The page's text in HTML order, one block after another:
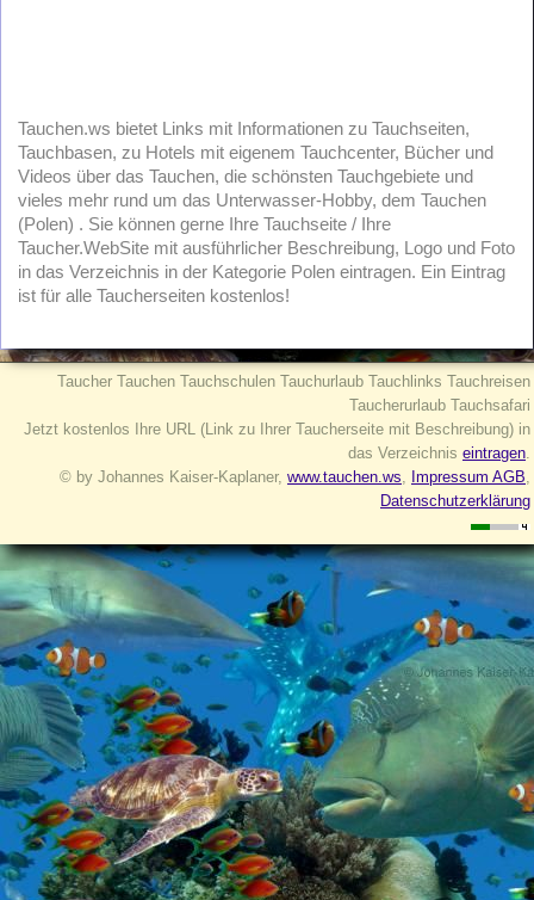
Tauchen.ws bietet Links mit Informationen zu Tauchseiten,
Tauchbasen, zu Hotels mit eigenem Tauchcenter, Bücher und
Videos über das Tauchen, die schönsten Tauchgebiete und
vieles mehr rund um das Unterwasser-Hobby, dem Tauchen
(Polen) . Sie können gerne Ihre Tauchseite / Ihre
Taucher.WebSite mit ausführlicher Beschreibung, Logo und Foto
in das Verzeichnis in der Kategorie Polen eintragen. Ein Eintrag
ist für alle Taucherseiten kostenlos!
Taucher Tauchen Tauchschulen Tauchurlaub Tauchlinks Tauchreisen
Taucherurlaub Tauchsafari
Jetzt kostenlos Ihre URL (Link zu Ihrer Taucherseite mit Beschreibung) in
das Verzeichnis eintragen
© by Johannes Kaiser-Kaplaner, www.tauchen.ws Impressum AGB
Datenschutzerklärung